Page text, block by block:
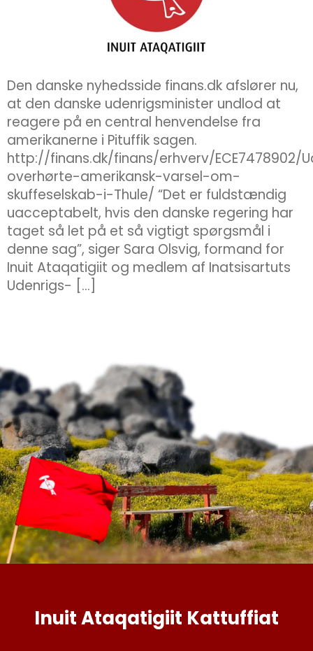
Den danske nyhedsside finans.dk afslører nu,
at den danske udenrigsminister undlod at
reagere på en central henvendelse fra
amerikanerne i Pituffik sagen.
http://finans.dk/finans/erhverv/ECE7478902/
overhørte-amerikansk-varsel-om-
skuffeselskab-i-Thule/ “Det er fuldstændig
uacceptabelt, hvis den danske regering har
taget så let på et så vigtigt spørgsmål i
denne sag”, siger Sara Olsvig, formand for
Inuit Ataqatigiit og medlem af Inatsisartuts
Udenrigs- […]
Inuit Ataqatigiit Kattuffiat